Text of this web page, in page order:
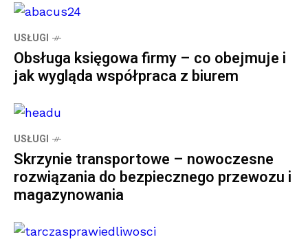
USŁUGI
Obsługa księgowa firmy – co obejmuje i
jak wygląda współpraca z biurem
USŁUGI
Skrzynie transportowe – nowoczesne
rozwiązania do bezpiecznego przewozu i
magazynowania